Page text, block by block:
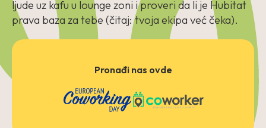
ljude uz kafu u lounge zoni i proveri da li je Hubitat
prava baza za tebe (čitaj: tvoja ekipa već čeka).
Pronađi nas ovde